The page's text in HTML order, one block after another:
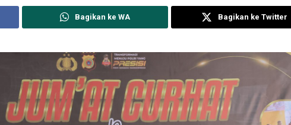
Bagikan ke WA Bagikan ke Twitter